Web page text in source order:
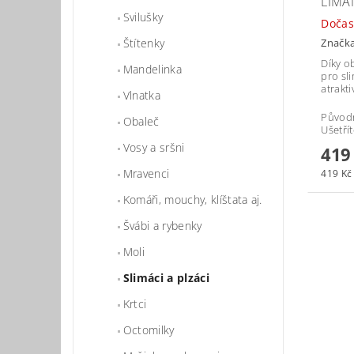
Svilušky
Štítenky
Mandelinka
Vlnatka
Obaleč
Vosy a sršni
Mravenci
Komáři, mouchy, klíštata aj.
Švábi a rybenky
Moli
Slimáci a plzáci
Krtci
Octomilky
Díky
pro
419